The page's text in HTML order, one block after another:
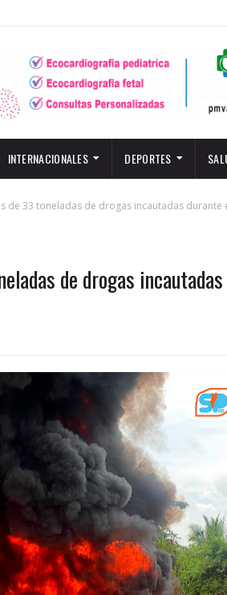
INTERNACIONALES DEPORTES
de 33 toneladas de drogas incautadas durante
de drogas